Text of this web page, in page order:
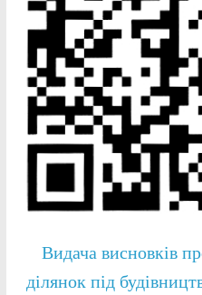
Видача висновків
ділянок під